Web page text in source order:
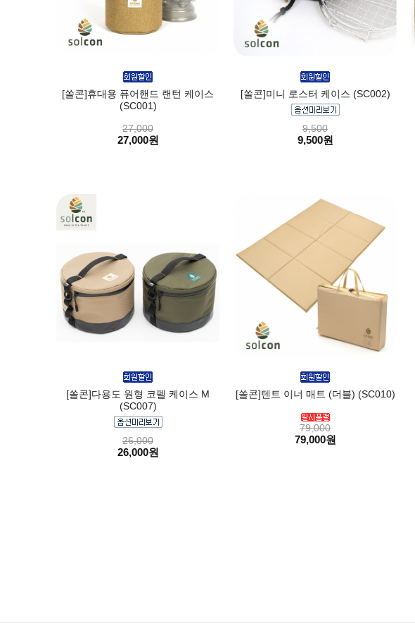
[쏠콘]휴대용 퓨어핸드 랜턴 케이스
(SC001)
27,000
27,000원
[쏠콘]미니 로스터 케이스 (SC002)
9,500
9,500원
[쏠콘]다용도 원형 코펠 케이스 M
(SC007)
26,000
26,000원
[쏠콘]텐트 이너 매트 (더블) (SC010)
79,000
79,000원